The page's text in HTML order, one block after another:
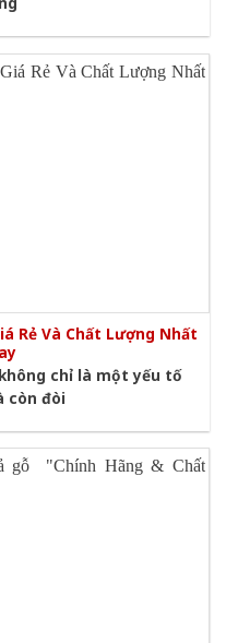
Rẻ Và Chất Lượng Nhất
chỉ là một yếu tố
còn đòi